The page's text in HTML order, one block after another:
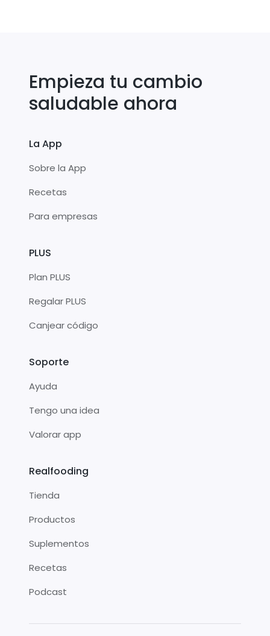
Empieza tu cambio
saludable ahora
La App
Sobre la App
Recetas
Para empresas
PLUS
Plan PLUS
Regalar PLUS
Canjear código
Soporte
Ayuda
Tengo una idea
Valorar app
Realfooding
Tienda
Productos
Suplementos
Recetas
Podcast